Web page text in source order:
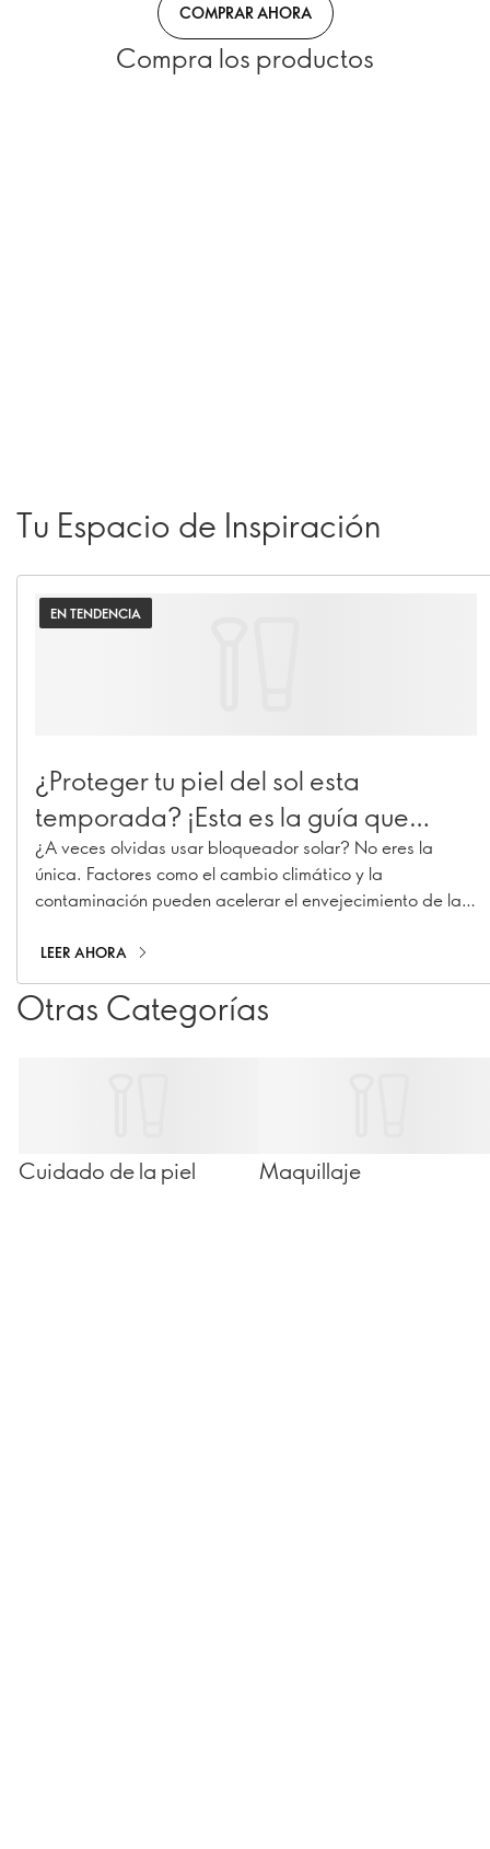
COMPRAR AHORA
Compra los productos
Tu Espacio de Inspiración
EN TENDENCIA
¿Proteger tu piel del sol esta
temporada? ¡Esta es la guía que
debes de tener a la mano!
¿A veces olvidas usar bloqueador solar? No eres la
única. Factores como el cambio climático y la
contaminación pueden acelerar el envejecimiento de la
pérdida de colágeno.
LEER AHORA
Otras Categorías
Cuidado de la piel Maquillaje